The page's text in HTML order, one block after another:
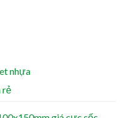
nhựa
rẻ